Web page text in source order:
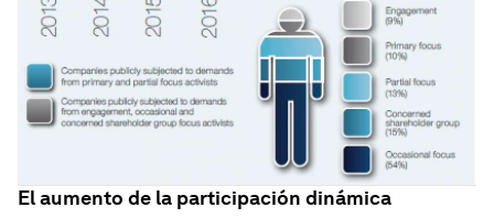
El aumento de la participación dinámica